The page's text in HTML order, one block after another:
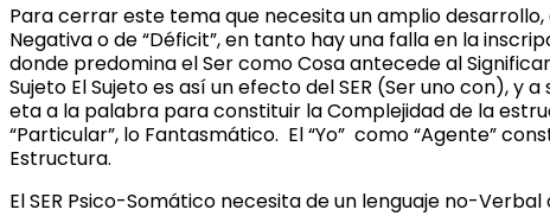
Para cerrar este tema que necesita un amplio
Negativa o de “Déficit”, en tanto hay una falla en la
donde predomina el Ser como Cosa antecede al
Sujeto El Sujeto es así un efecto del SER (Ser uno con), y
eta a la palabra para constituir la Complejidad de la
“Particular”, lo Fantasmático. El “Yo” como “Agente”
Estructura.
El SER Psico-Somático necesita de un lenguaje no-